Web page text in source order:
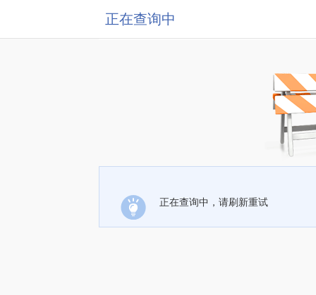
正在查询中
正在查询中，请刷新重试